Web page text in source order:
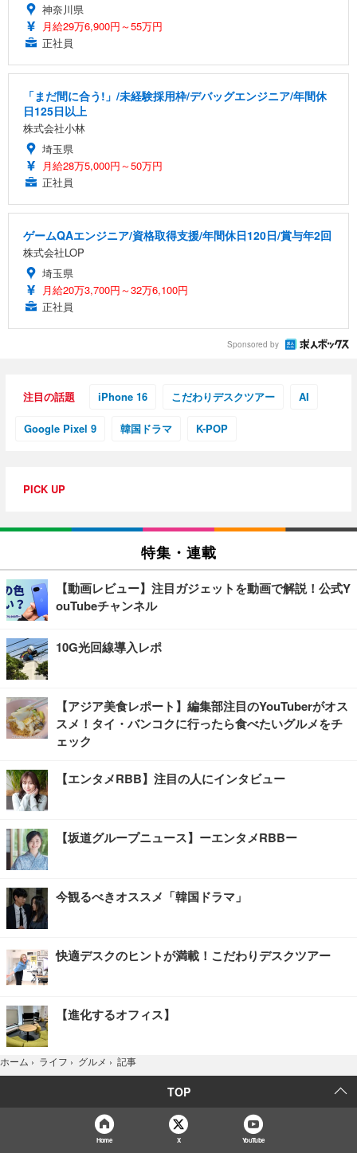
神奈川県
月給29万6,900円～55万円
正社員
「まだ間に合う!」/未経験採用枠/デバッグエンジニア/年間休
日125日以上
株式会社小林
埼玉県
月給28万5,000円～50万円
正社員
ゲームQAエンジニア/資格取得支援/年間休日120日/賞与年2回
株式会社LOP
埼玉県
月給20万3,700円～32万6,100円
正社員
Sponsored by
注目の話題 iPhone 16 こだわりデスクツアー AI
Google Pixel 9 韓国ドラマ K-POP
PICK UP
特集・連載
【動画レビュー】注目ガジェットを動画で解説！公式Y
ouTubeチャンネル
10G光回線導入レポ
【アジア美食レポート】編集部注目のYouTuberがオス
スメ！タイ・バンコクに行ったら食べたいグルメをチ
ェック
【エンタメRBB】注目の人にインタビュー
【坂道グループニュース】ーエンタメRBBー
今観るべきオススメ「韓国ドラマ」
快適デスクのヒントが満載！こだわりデスクツアー
【進化するオフィス】
ホーム › ライフ › グルメ › 記事
TOP
Home X YouTube